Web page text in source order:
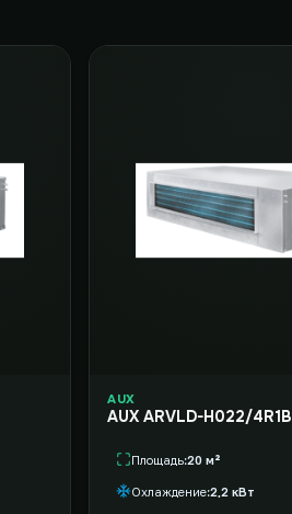
AUX
AUX ARVLD-H022/4R1B
Площадь 20 м²
Охлаждение 2,2 кВт